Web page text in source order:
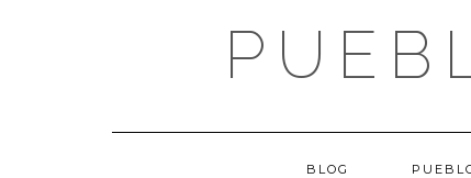
BLOG